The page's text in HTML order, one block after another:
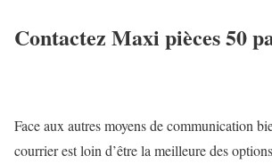
Contactez Maxi pièces 50
Face aux autres moyens de communication
courrier est loin d’être la meilleure des